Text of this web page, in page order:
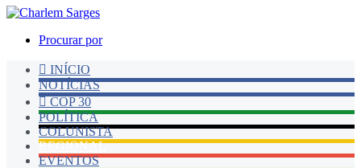
Procurar por
INÍCIO
NOTÍCIAS
COP 30
POLÍTICA
COLUNISTA
REGIONAL
EVENTOS